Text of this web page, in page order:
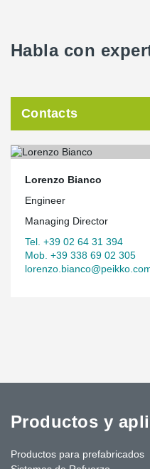
Habla con
Contacts
Lorenzo Bianco
Engineer
Managing Director
Tel. +39 02 64 31 394
Mob. +39 338 69 02 305
Productos y
Productos para prefabricados